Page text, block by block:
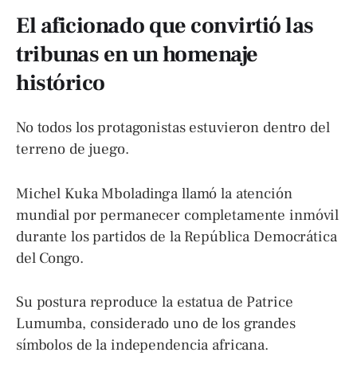
El aficionado que convirtió las
tribunas en un homenaje
histórico
No todos los protagonistas estuvieron dentro del
terreno de juego.
Michel Kuka Mboladinga llamó la atención
mundial por permanecer completamente inmóvil
durante los partidos de la República Democrática
del Congo.
Su postura reproduce la estatua de Patrice
Lumumba, considerado uno de los grandes
símbolos de la independencia africana.